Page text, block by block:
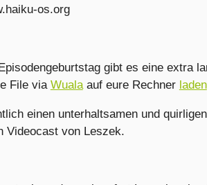
os.org
gibt es eine extra
File via Wualaauf eure Rechner laden
einen unterhaltsamen und
Videocast von Leszek.